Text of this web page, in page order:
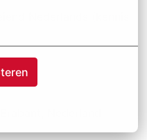
Nederlands (kennis